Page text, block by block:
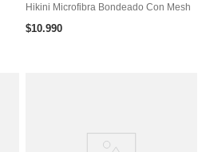
Hikini Microfibra Bondeado Con Mesh
$10.990